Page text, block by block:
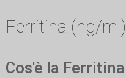
Ferritina (ng/ml)
Cos'è la